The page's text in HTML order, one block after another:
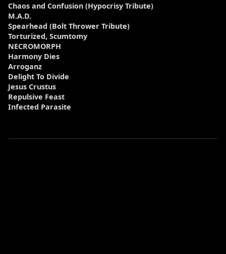
Chaos and Confusion (Hypocrisy Tribute)
M.A.D.
Spearhead (Bolt Thrower Tribute)
Torturized, Scumtomy
NECROMORPH
Harmony Dies
Arroganz
Delight To Divide
Jesus Crustus
Repulsive Feast
Infected Parasite